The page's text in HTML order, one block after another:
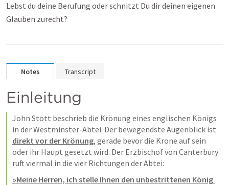
Lebst du deine Berufung oder schnitzt Du dir deinen eigenen
Glauben zurecht?
Notes Transcript
Einleitung
John Stott beschrieb die Krönung eines englischen Königs
direkt vor der Krönung, gerade bevor die Krone auf sein
oder ihr Haupt gesetzt wird. Der Erzbischof von Canterbury
ruft viermal in die vier Richtungen der Abtei:
»Meine Herren, ich stelle Ihnen den unbestrittenen König